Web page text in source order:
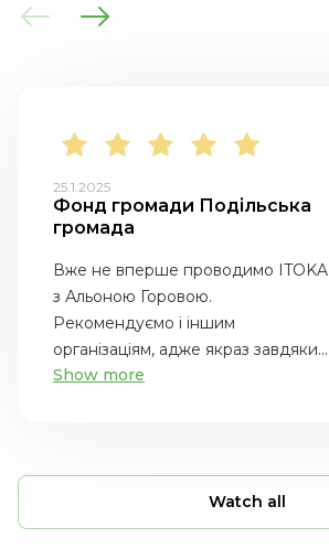
25.1.2025
Фонд громади Подільська
громада
Вже не вперше проводимо ITOKA
з Альоною Горовою.
Рекомендуємо і іншим
організаціям, адже якраз завдяки...
Show more
Watch all